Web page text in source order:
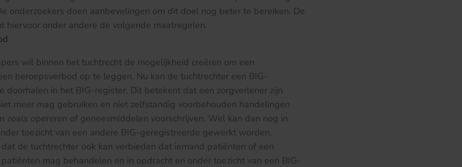
onderzoekers doen aanbevelingen om dit doel nog beter te bereiken. De
hiervoor onder andere de volgende maatregelen.
wil binnen het tuchtrecht de mogelijkheid creëren om een
beroepsverbod op te leggen. Nu kan de tuchtrechter een BIG-
doorhalen in het BIG-register. Dit betekent dat een zorgverlener zijn
meer mag gebruiken en niet zelfstandig voorbehouden handelingen
zoals opereren of geneesmiddelen voorschrijven. Wel kan dan nog in
toezicht van een andere BIG-geregistreerde gewerkt worden.
de tuchtrechter ook kan verbieden dat iemand patiënten of een
mag behandelen en in opdracht en onder toezicht van een BIG-